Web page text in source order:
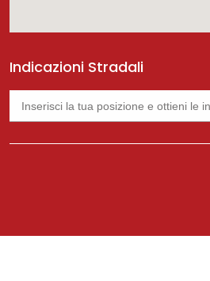
Indicazioni Stradali